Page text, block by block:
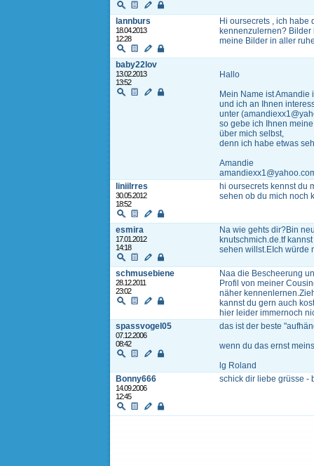
lannburs
18.04.2013
12:28
Hi oursecrets , ich habe
kennenzulernen?
meine Bilder in aller
baby22lov
13.02.2013
13:52
Hallo
Mein Name ist Amandie
und ich an Ihnen
unter
so gebe ich Ihnen
über mich selbst,
denn ich habe etwas
Amandie
liniilrres
30.05.2012
18:52
hi oursecrets kennst du
sehen ob du mich noch
esmira
17.01.2012
14:18
Na wie gehts dir?Bin
knutschmich.de.tf
sehen willst.EIch würde
schmusebiene
28.12.2011
23:02
Naa die Bescheerung
Profil von meiner
näher
kannst du gern auch
hier leider immernoch
spassvogel05
07.12.2006
08:42
das ist der beste
wenn du das ernst
lg Roland
Bonny666
14.09.2006
12:45
schick dir liebe grüsse -